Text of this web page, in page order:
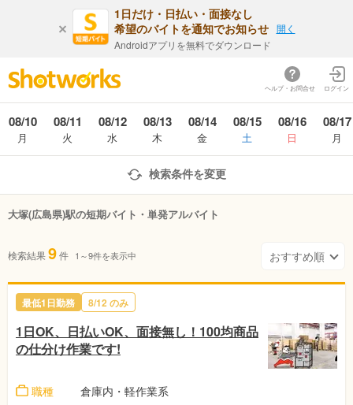
1日だけ・日払い・面接なし
希望のバイトを通知でお知らせ
Androidアプリを無料でダウンロード
開く
ヘルプ・お問合せ ログイン
08/10
月
08/11
火
08/12
水
08/13
木
08/14
金
08/15
土
08/16
日
08/17
月
検索条件を変更
大塚(広島県)駅の短期バイト・単発アルバイト
検索結果9件 1～9件を表示中
最低1日勤務 8/12 のみ
1日OK、日払いOK、面接無し！100均商品
の仕分け作業です!
職種
倉庫内・軽作業系